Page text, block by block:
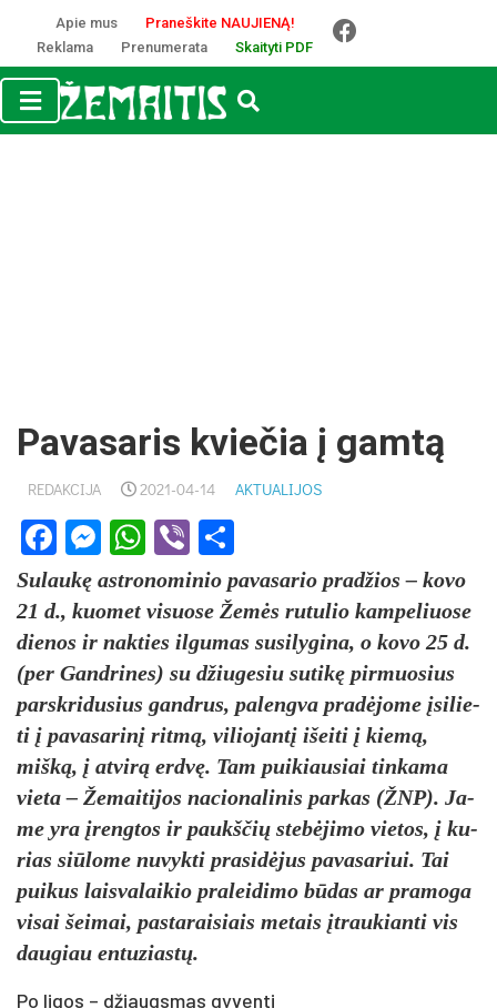
Apie mus
Praneškite NAUJIENĄ!
Reklama
Prenumerata Skaityti PDF
Pavasaris kviečia į gamtą
REDAKCIJA 2021-04-14 AKTUALIJOS
Facebook
Messenger
WhatsApp
Viber
Su­laukę ast­ro­no­mi­nio pa­va­sa­rio pra­džios – ko­vo
21 d., kuo­met vi­suo­se Žemės ru­tu­lio kam­pe­liuo­se
die­nos ir nak­ties il­gu­mas su­si­ly­gi­na, o ko­vo 25 d.
(per Gand­ri­nes) su džiu­ge­siu su­tikę pir­muo­sius
par­skri­du­sius gand­rus, pa­leng­va pra­dėjo­me įsi­lie­
ti į pa­va­sa­rinį ritmą, vi­lio­jantį išei­ti į kiemą,
mišką, į at­virą erdvę. Tam pui­kiau­siai tin­ka­ma
vie­ta – Že­mai­ti­jos na­cio­na­li­nis par­kas (ŽNP). Ja­
me yra įreng­tos ir paukš­čių stebė­ji­mo vie­tos, į ku­
rias siū­lo­me nu­vyk­ti pra­si­dėjus pa­va­sa­riui. Tai
pui­kus lais­va­lai­kio pra­lei­di­mo būdas ar pra­mo­ga
vi­sai šei­mai, pa­sta­rai­siais me­tais įtrau­kian­ti vis
dau­giau en­tu­ziastų.
Po ligos – džiaugsmas gyventi